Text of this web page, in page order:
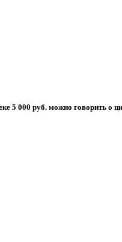
5 000 руб. можно говорить о